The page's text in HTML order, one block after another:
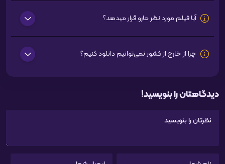
آیا فیلم مورد نظر مارو قرار میدهد؟
چرا از خارج از کشور نمی‌توانیم دانلود کنیم؟
دیدگاهتان را بنویسید!